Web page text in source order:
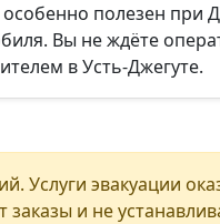
особенно полезен при
Вы не ждёте
в Усть-Джегуте.
Услуги эвакуации
и не